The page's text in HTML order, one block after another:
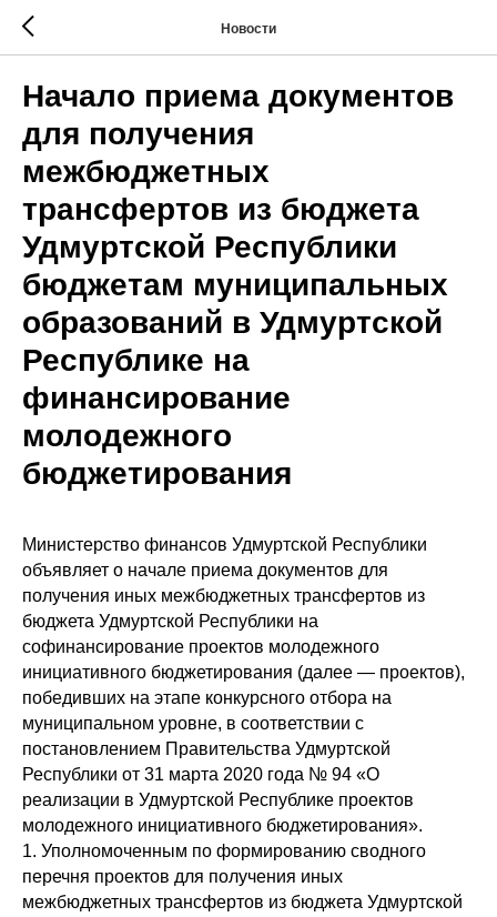
Новости
Начало приема документов
для получения
межбюджетных
трансфертов из бюджета
Удмуртской Республики
бюджетам муниципальных
образований в Удмуртской
Республике на
финансирование
молодежного
бюджетирования
Министерство финансов Удмуртской Республики
объявляет о начале приема документов для
получения иных межбюджетных трансфертов из
бюджета Удмуртской Республики на
софинансирование проектов молодежного
инициативного бюджетирования (далее — проектов),
победивших на этапе конкурсного отбора на
муниципальном уровне, в соответствии с
постановлением Правительства Удмуртской
Республики от 31 марта 2020 года № 94 «О
реализации в Удмуртской Республике проектов
молодежного инициативного бюджетирования».
1. Уполномоченным по формированию сводного
перечня проектов для получения иных
межбюджетных трансфертов из бюджета Удмуртской